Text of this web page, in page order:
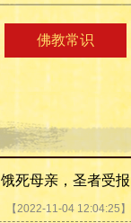
佛教常识
饿死母亲，圣者受报
【2022-11-04 12:04:25】